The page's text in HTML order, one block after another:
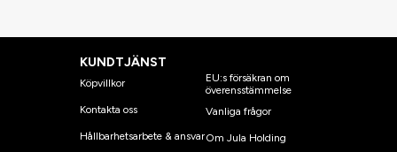
KUNDTJÄNST
Köpvillkor
Kontakta oss
Hållbarhetsarbete & ansvar
EU:s försäkran om
överensstämmelse
Vanliga frågor
Om Jula Holding